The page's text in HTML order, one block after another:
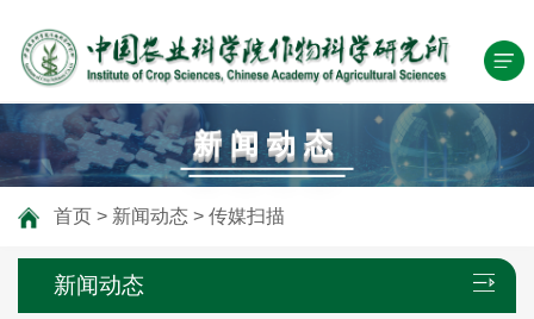
新闻动态
首页 > 新闻动态 > 传媒扫描
新闻动态